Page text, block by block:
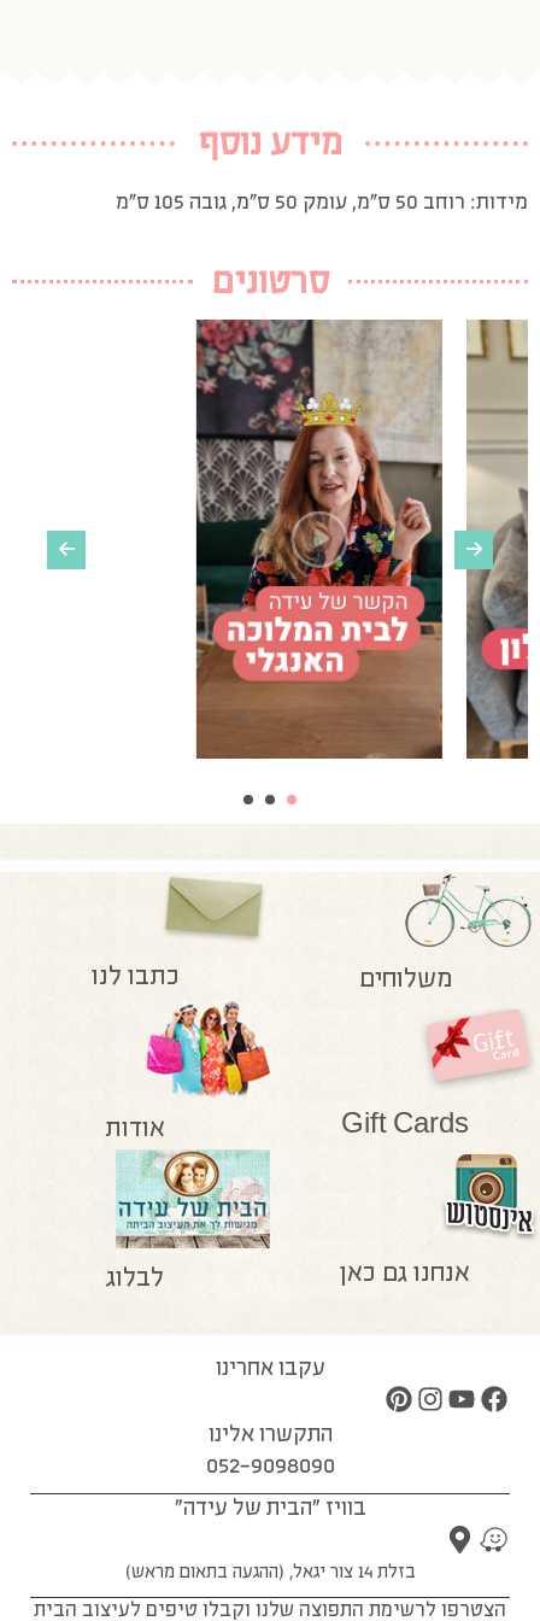
מידע נוסף
מידות: רוחב 50 ס”מ, עומק 50 ס”מ, גובה 105 ס”מ
סרטונים
משלוחים כתבו לנו
Gift Cards אודות
אנחנו גם כאן לבלוג
עקבו אחרינו
התקשרו אלינו
052-9098090
בוויז "הבית של עידה"
בזלת 14 צור יגאל, (ההגעה בתאום מראש)
הצטרפו לרשימת התפוצה שלנו וקבלו טיפים לעיצוב הבית